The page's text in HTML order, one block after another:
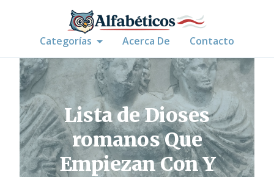
Categorías Acerca De Contacto
Lista de Dioses
romanos Que
Empiezan Con Y